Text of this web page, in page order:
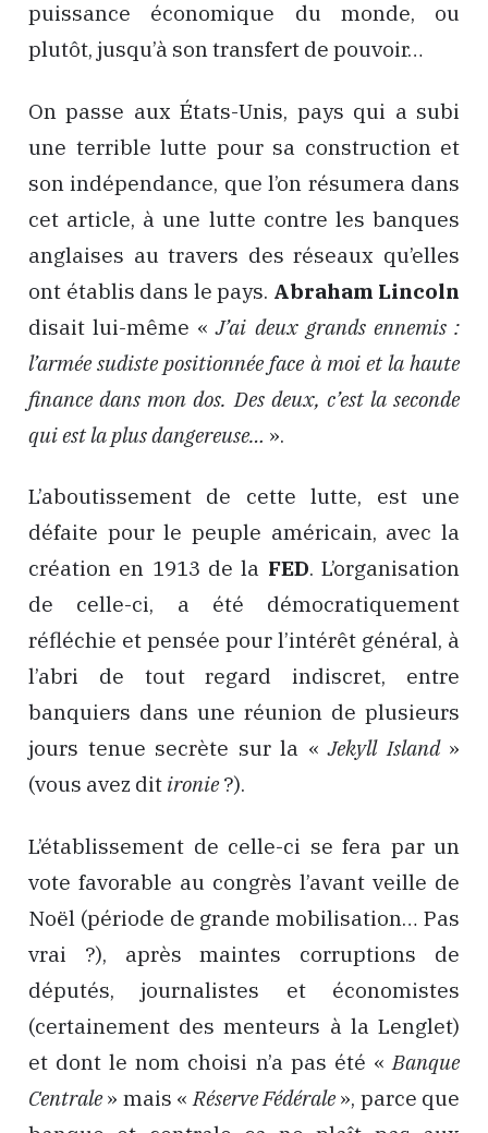
puissance économique du monde, ou
plutôt, jusqu’à son transfert de pouvoir…
On passe aux États-Unis, pays qui a subi
une terrible lutte pour sa construction et
son indépendance, que l’on résumera dans
cet article, à une lutte contre les banques
anglaises au travers des réseaux qu’elles
ont établis dans le pays. Abraham Lincoln
disait lui-même «J’ai deux grands ennemis :
l’armée sudiste positionnée face à moi et la haute
finance dans mon dos. Des deux, c’est la seconde
qui est la plus dangereuse… ».
L’aboutissement de cette lutte, est une
défaite pour le peuple américain, avec la
création en 1913 de la FED. L’organisation
de celle-ci, a été démocratiquement
réfléchie et pensée pour l’intérêt général, à
l’abri de tout regard indiscret, entre
banquiers dans une réunion de plusieurs
jours tenue secrète sur la «Jekyll Island»
(vous avez dit ironie ?).
L’établissement de celle-ci se fera par un
vote favorable au congrès l’avant veille de
Noël (période de grande mobilisation… Pas
vrai ?), après maintes corruptions de
députés, journalistes et économistes
(certainement des menteurs à la Lenglet)
et dont le nom choisi n’a pas été «Banque
Centrale » mais «Réserve Fédérale», parce que